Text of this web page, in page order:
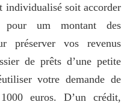
individualisé soit accorder
pour um montant des
préserver vos revenus
de prêts d’une petite
votre demande de
euros. D’un crédit,